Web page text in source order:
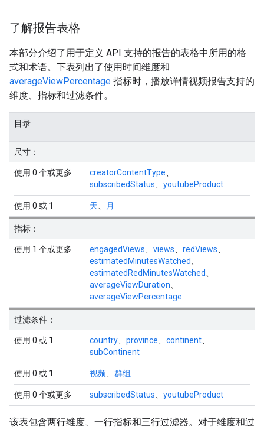
了解报告表格
本部分介绍了用于定义 API 支持的报告的表格中所用的格
式和术语。下表列出了使用时间维度和
averageViewPercentage 指标时，播放详情视频报告支持的
维度、指标和过滤条件。
目录
尺寸：
使用 0 个或更多 creatorContentType
subscribedStatus
youtubeProduct
使用 0 或 1 天 月
指标：
使用 1 个或更多 engagedViews views redViews
estimatedMinutesWatched
estimatedRedMinutesWatched
averageViewDuration
averageViewPercentage
过滤条件：
使用 0 或 1 country province continent
subContinent
使用 0 或 1 视频 群组
使用 0 个或更多 subscribedStatus youtubeProduct
该表包含两行维度、一行指标和三行过滤器。对于维度和过